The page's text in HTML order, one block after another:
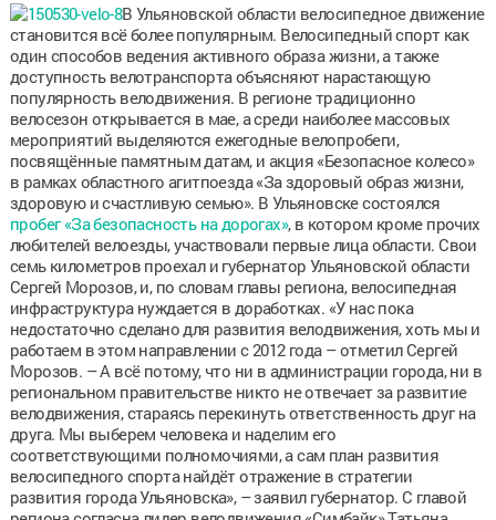
В Ульяновской области велосипедное движение
становится всё более популярным. Велосипедный спорт как
один способов ведения активного образа жизни, а также
доступность велотранспорта объясняют нарастающую
популярность велодвижения. В регионе традиционно
велосезон открывается в мае, а среди наиболее массовых
мероприятий выделяются ежегодные велопробеги,
посвящённые памятным датам, и акция «Безопасное колесо»
в рамках областного агитпоезда «За здоровый образ жизни,
здоровую и счастливую семью». В Ульяновске состоялся
пробег «За безопасность на дорогах», в котором кроме прочих
любителей велоезды, участвовали первые лица области. Свои
семь километров проехал и губернатор Ульяновской области
Сергей Морозов, и, по словам главы региона, велосипедная
инфраструктура нуждается в доработках. «У нас пока
недостаточно сделано для развития велодвижения, хоть мы и
работаем в этом направлении с 2012 года – отметил Сергей
Морозов. – А всё потому, что ни в администрации города, ни в
региональном правительстве никто не отвечает за развитие
велодвижения, стараясь перекинуть ответственность друг на
друга. Мы выберем человека и наделим его
соответствующими полномочиями, а сам план развития
велосипедного спорта найдёт отражение в стратегии
развития города Ульяновска», – заявил губернатор. С главой